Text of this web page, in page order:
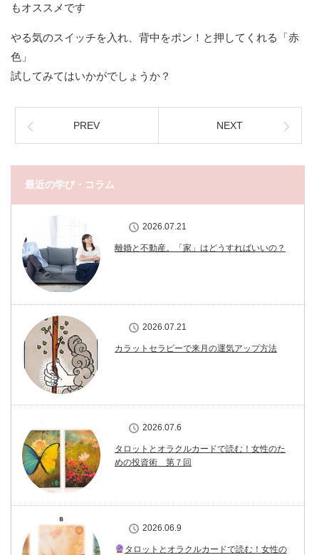
もオススメです
やる気のスイッチを入れ、背中をポン！と押してくれる「赤
色」
試してみてはいかがでしょうか？
PREV NEXT
最近の学び・コラム
2026.07.21
離婚と不動産。「家」はどうすればいいの？
2026.07.21
カラットセラピーで来月の運気アップ方法
2026.07.6
タロットとオラクルカードで読む！女性のた
めの投資術 第７回
2026.06.9
タロットとオラクルカードで読む！女性の